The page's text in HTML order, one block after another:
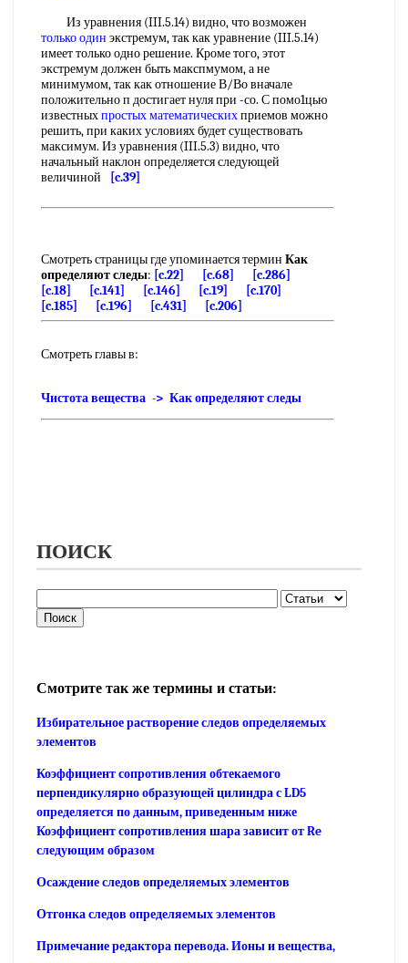
Из уравнения (III.5.14) видно, что возможен
только один экстремум, так как уравнение (III.5.14)
имеет только одно решение. Кроме того, этот
экстремум должен быть макспмумом, а не
минимумом, так как отношение В/Во вначале
положительно п достигает нуля при -со. С помо1цью
известныхпростых математическихприемов можно
решить, при каких условиях будет существовать
максимум. Из уравнения (III.5.3) видно, что
начальный наклон определяется следующей
величиной
[c.39]
Смотреть страницы где упоминается термин Как
определяют следы: [c.22] [c.68]
[c.286]
[c.18]
[c.141] [c.146] [c.19]
[c.170]
[c.185]
[c.196] [c.431] [c.206]
Смотреть главы в:
Чистота вещества -> Как определяют следы
ПОИСК
Смотрите так же термины и статьи:
Избирательное растворение следов определяемых
элементов
Коэффициент сопротивления обтекаемого
перпендикулярно образующей цилиндра с LD5
определяется по данным, приведенным ниже
Коэффициент сопротивления шара зависит от Re
следующим образом
Осаждение следов определяемых элементов
Отгонка следов определяемых элементов
Примечание редактора перевода. Ионы и вещества,